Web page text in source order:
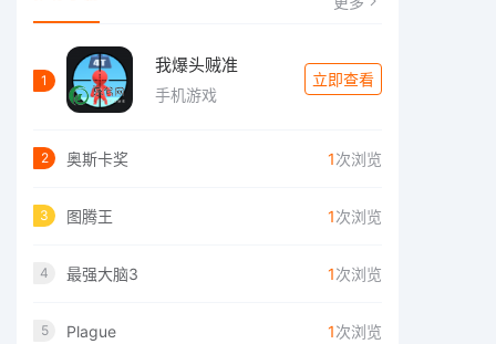
1
我爆头贼准
手机游戏
立即查看
2 奥斯卡奖 1次浏览
3 图腾王 1次浏览
4 最强大脑3 1次浏览
5 Plague 1次浏览